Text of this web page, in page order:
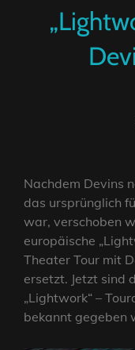
Nachdem Devins
das ursprünglich
war, verschoben
europäische
Theater Tour mit
ersetzt. Jetzt sind
„Lightwork“ –
bekannt gegeben